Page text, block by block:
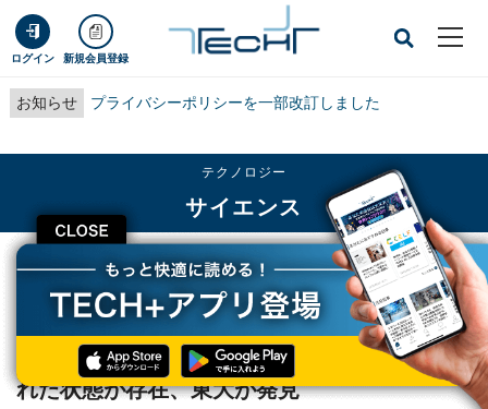
ログイン 新規会員登録
お知らせ プライバシーポリシーを一部改訂しました
CLOSE
テクノロジー
サイエンス
TECH+ テクノロジー
サイエンス
「磁気的な悪魔の階段」の手前に磁気的に隠れた状態が存在、東大が発見
「磁気的な悪魔の階段」の手前に磁気的に隠
れた状態が存在、東大が発見